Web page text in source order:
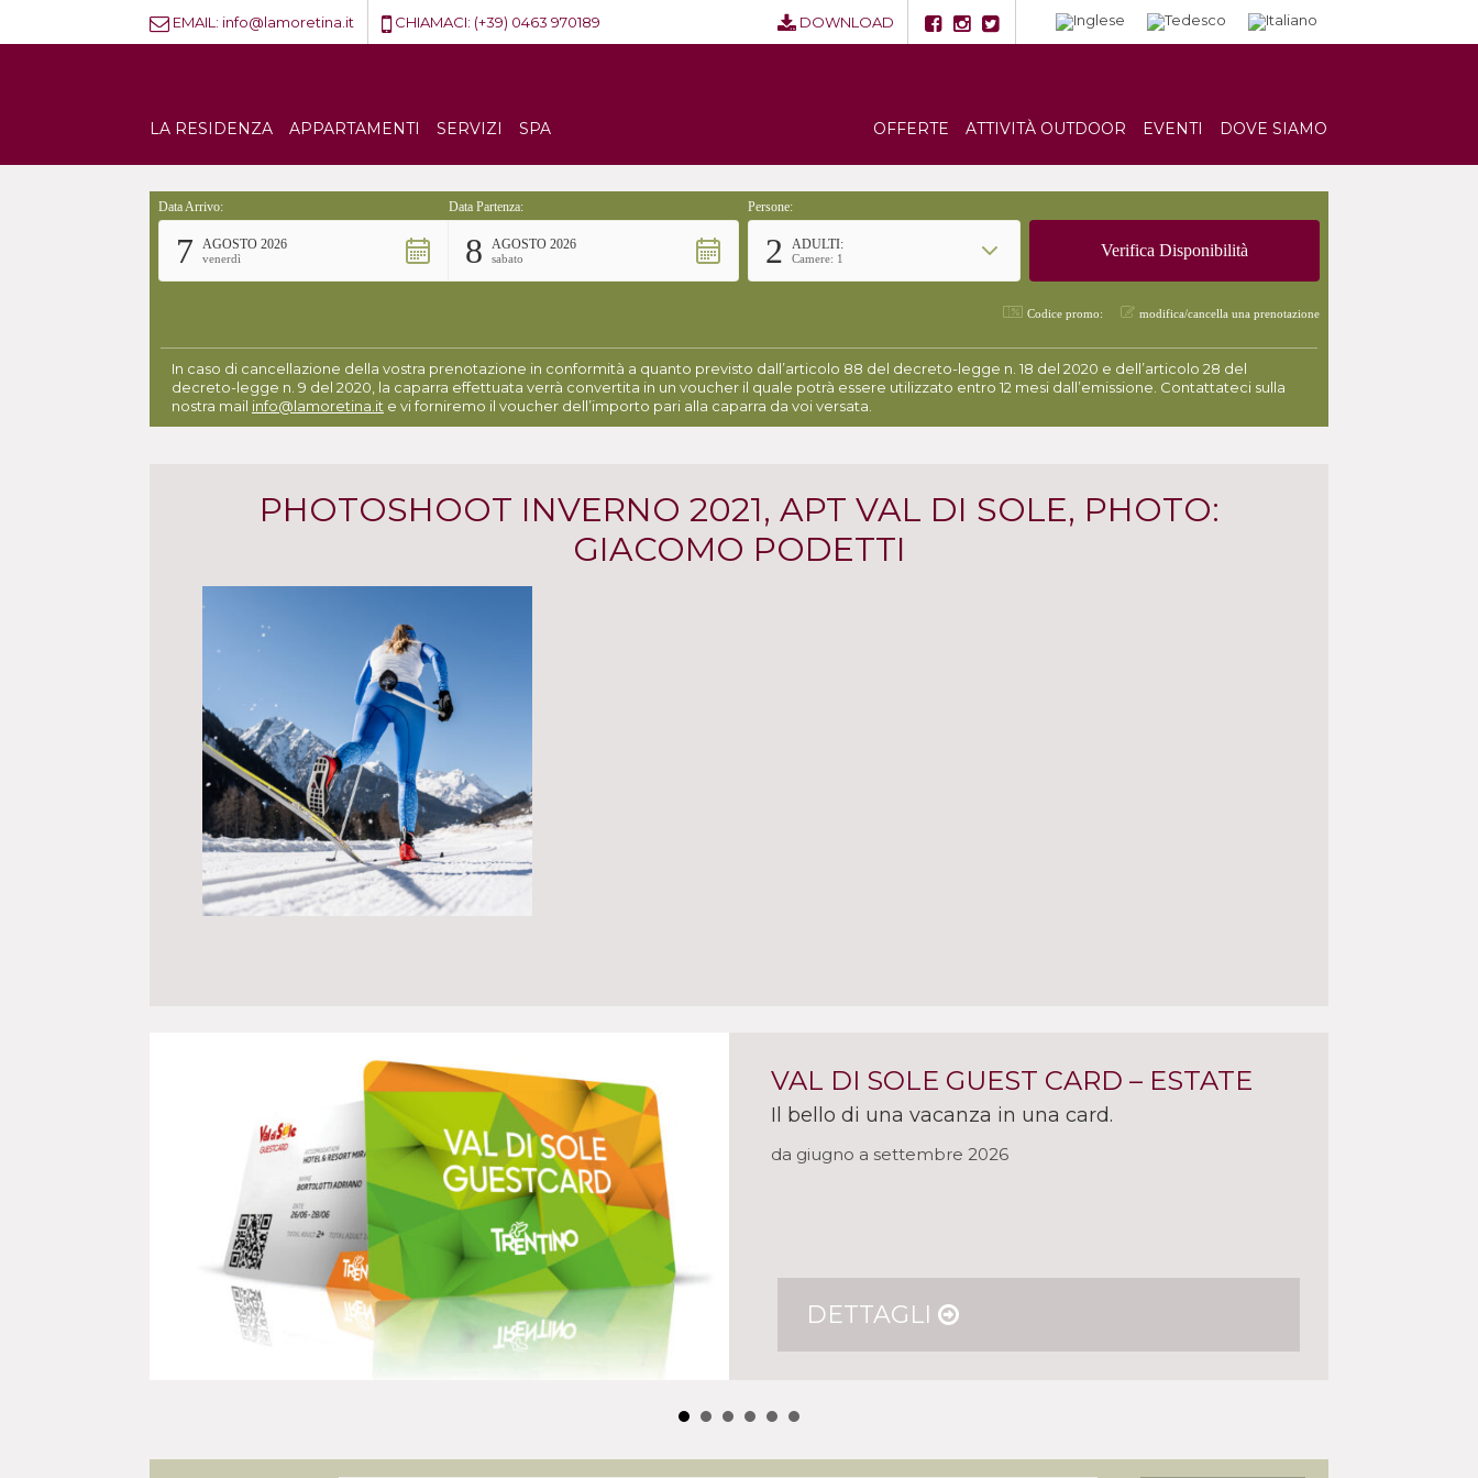
EMAIL: info@lamoretina.it CHIAMACI: (+39) 0463 970189 DOWNLOAD
LA RESIDENZA APPARTAMENTI SERVIZI SPA DOVE SIAMO
EVENTI
ATTIVITÀ OUTDOOR
OFFERTE
Data Arrivo:
7 AGOSTO 2026
venerdì
Data Partenza:
8 AGOSTO 2026
sabato
Persone:
2 ADULTI:
Camere: 1
Codice promo: modifica/cancella una prenotazione
In caso di cancellazione della vostra prenotazione in conformità a quanto previsto dall’articolo 88 del decreto-legge n. 18 del 2020 e dell’articolo 28 del
decreto-legge n. 9 del 2020, la caparra effettuata verrà convertita in un voucher il quale potrà essere utilizzato entro 12 mesi dall’emissione. Contattateci sulla
nostra mail info@lamoretina.it e vi forniremo il voucher dell’importo pari alla caparra da voi versata.
PHOTOSHOOT INVERNO 2021, APT VAL DI SOLE, PHOTO:
GIACOMO PODETTI
VAL DI SOLE GUEST CARD – ESTATE
Il bello di una vacanza in una card.
da giugno a settembre 2026
DETTAGLI